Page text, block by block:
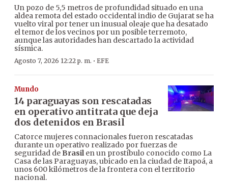
Un pozo de 5,5 metros de profundidad situado en una
aldea remota del estado occidental indio de Gujarat se ha
vuelto viral por tener un inusual oleaje que ha desatado
el temor de los vecinos por un posible terremoto,
aunque las autoridades han descartado la actividad
sísmica.
Agosto 7, 2026 12:22 p. m. · EFE
Mundo
14 paraguayas son rescatadas
en operativo antitrata que deja
dos detenidos en Brasil
Catorce mujeres connacionales fueron rescatadas
durante un operativo realizado por fuerzas de
seguridad de Brasilen un prostíbulo conocido como La
Casa de las Paraguayas, ubicado en la ciudad de Itapoá, a
unos 600 kilómetros de la frontera con el territorio
nacional.